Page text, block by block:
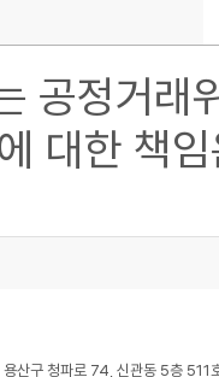
공정거래
대한 책
산구 청파로 74, 신관동 5층 511